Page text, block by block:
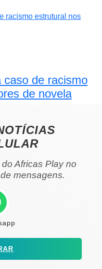
caso de racismo
de novela
Africas Play no
mensagens.